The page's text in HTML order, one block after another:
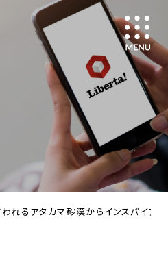
れるアタカマ砂漠からインスパイア